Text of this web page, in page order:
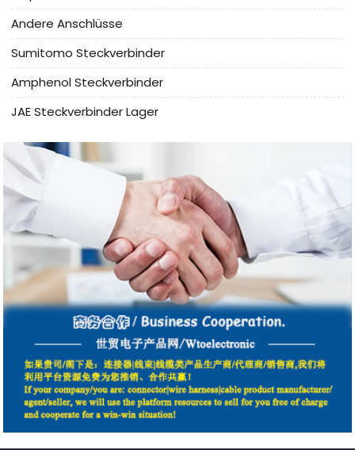
Andere Anschlüsse
Sumitomo Steckverbinder
Amphenol Steckverbinder
JAE Steckverbinder Lager